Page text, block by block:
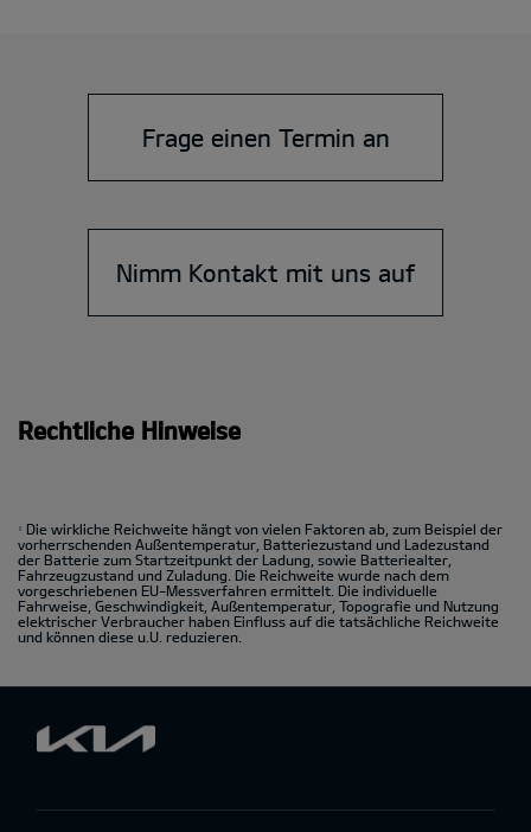
Frage einen Termin an
Nimm Kontakt mit uns auf
Rechtliche Hinweise
1
Die wirkliche Reichweite hängt von vielen Faktoren ab, zum Beispiel der
vorherrschenden Außentemperatur, Batteriezustand und Ladezustand
der Batterie zum Startzeitpunkt der Ladung, sowie Batteriealter,
Fahrzeugzustand und Zuladung. Die Reichweite wurde nach dem
vorgeschriebenen EU-Messverfahren ermittelt. Die individuelle
Fahrweise, Geschwindigkeit, Außentemperatur, Topografie und Nutzung
elektrischer Verbraucher haben Einfluss auf die tatsächliche Reichweite
und können diese u.U. reduzieren.